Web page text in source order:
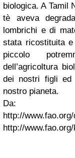
biologica. A Tamil
tè aveva
lombrichi e di
stata ricostituita
piccolo
dell’agricoltura
dei nostri figli
nostro pianeta.
Da:
http://
http://